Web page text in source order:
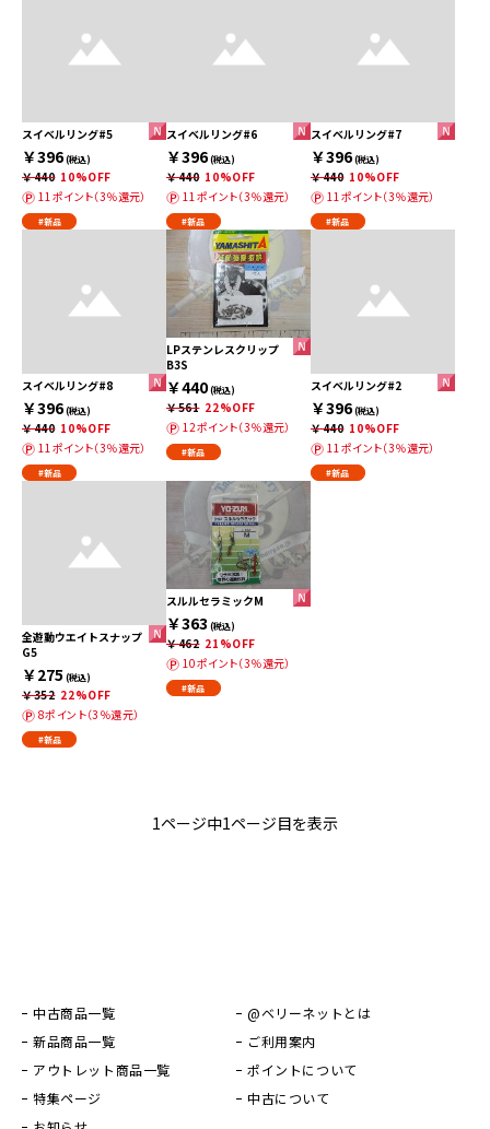
スイベルリング#5
￥396(税込)
￥440 10%OFF
11ポイント（3％還元）
#新品
スイベルリング#6
￥396(税込)
￥440 10%OFF
11ポイント（3％還元）
#新品
スイベルリング#7
￥396(税込)
￥440 10%OFF
11ポイント（3％還元）
#新品
スイベルリング#8
￥396(税込)
￥440 10%OFF
11ポイント（3％還元）
#新品
LPステンレスクリップ
B3S
￥440(税込)
￥561 22%OFF
12ポイント（3％還元）
#新品
スイベルリング#2
￥396(税込)
￥440 10%OFF
11ポイント（3％還元）
#新品
全遊動ウエイトスナップ
G5
￥275 (税込)
￥352 22%OFF
8ポイント（3％還元）
#新品
スルルセラミックM
￥363 (税込)
￥462 21%OFF
10ポイント（3％還元）
#新品
1ページ中1ページ目を表示
中古商品一覧
新品商品一覧
アウトレット商品一覧
特集ページ
@ベリーネットとは
ご利用案内
ポイントについて
中古について